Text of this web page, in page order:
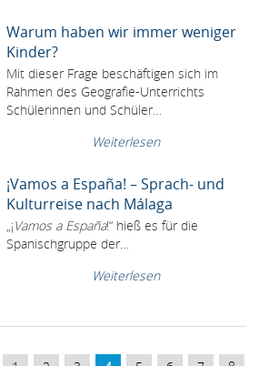
Warum haben wir immer weniger
Kinder?
Mit dieser Frage beschäftigen sich im
Rahmen des Geografie-Unterrichts
Schülerinnen und Schüler…
Weiterlesen
¡Vamos a España! – Sprach- und
Kulturreise nach Málaga
„¡Vamos a España!“ hieß es für die
Spanischgruppe der…
Weiterlesen